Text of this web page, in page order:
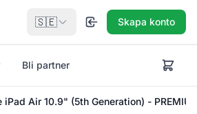
🇸🇪 Skapa konto
Bli partner
iPad Air 10.9" (5th Generation) -